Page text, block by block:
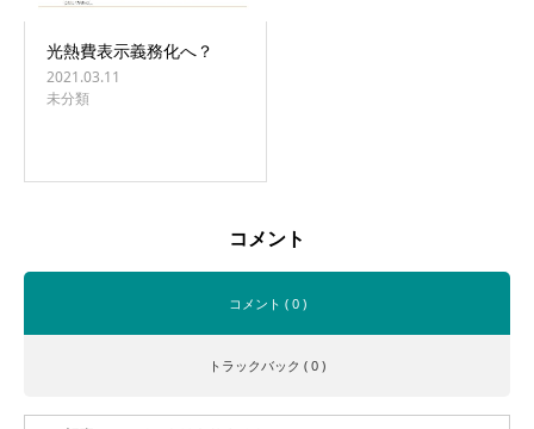
光熱費表示義務化へ？
2021.03.11
未分類
コメント
コメント ( 0 )
トラックバック ( 0 )